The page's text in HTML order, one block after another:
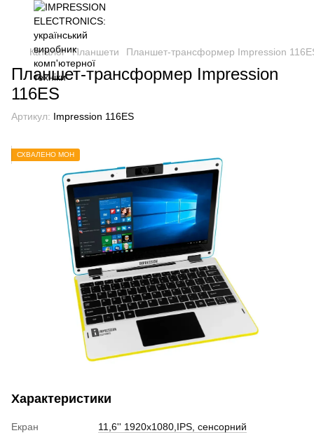
Каталог Планшети Планшет-трансформер Impression
Планшет-трансформер Impression
116ES
Артикул: Impression 116ES
СХВАЛЕНО МОН
Характеристики
Екран
11,6'' 1920x1080,IPS, сенсорний